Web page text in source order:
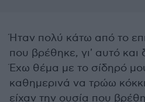
Ήταν πολύ κάτω από το
που βρέθηκε, γι' αυτό και
Έχω θέμα με το σίδηρό
καθημερινά να τρώω
είχαν την ουσία που